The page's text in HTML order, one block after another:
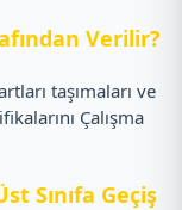
Verilir?
taşımaları ve
Çalışma
Sınıfa Geçiş